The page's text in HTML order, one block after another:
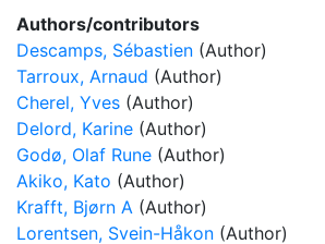
Authors/contributors
Descamps, Sébastien (Author)
Tarroux, Arnaud (Author)
Cherel, Yves (Author)
Delord, Karine (Author)
Godø, Olaf Rune (Author)
Akiko, Kato (Author)
Krafft, Bjørn A (Author)
Lorentsen, Svein-Håkon (Author)